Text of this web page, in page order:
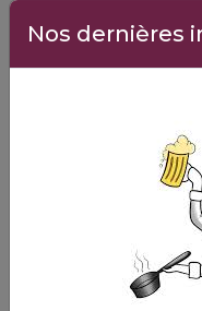
Nos dernières